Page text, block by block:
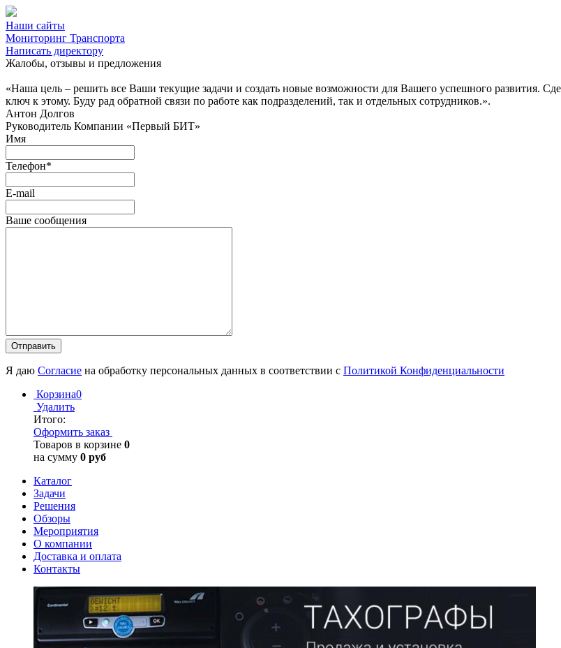
Наши сайты
Мониторинг Транспорта
Написать директору
Жалобы, отзывы и предложения
«Наша цель – решить все Ваши текущие задачи и создать новые возможности для Вашего успешного развития.
ключ к этому. Буду рад обратной связи по работе как подразделений, так и отдельных сотрудников.».
Антон Долгов
Руководитель Компании «Первый БИТ»
Имя
Телефон*
E-mail
Ваше сообщения
Я даю Согласие на обработку персональных данных в соответствии с Политикой Конфиденциальности
Корзина0
Удалить
Итого:
Оформить заказ
Товаров в корзине 0
на сумму 0 руб
Каталог
Задачи
Решения
Обзоры
Мероприятия
О компании
Доставка и оплата
Контакты